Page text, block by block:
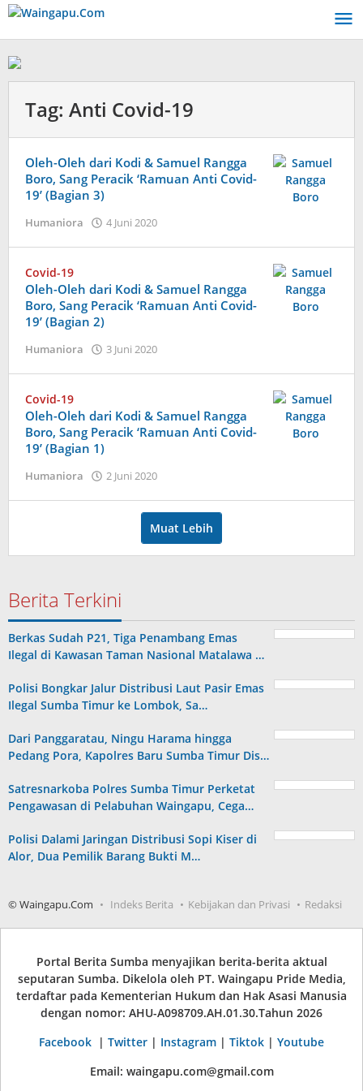
Lewati
konten
Tag: Anti Covid-19
Oleh-Oleh dari Kodi & Samuel Rangga
Boro, Sang Peracik ‘Ramuan Anti Covid-
19’ (Bagian 3)
Humaniora 4 Juni 2020
Covid-19
Oleh-Oleh dari Kodi & Samuel Rangga
Boro, Sang Peracik ‘Ramuan Anti Covid-
19’ (Bagian 2)
Humaniora 3 Juni 2020
Covid-19
Oleh-Oleh dari Kodi & Samuel Rangga
Boro, Sang Peracik ‘Ramuan Anti Covid-
19’ (Bagian 1)
Humaniora 2 Juni 2020
Muat Lebih
Berita Terkini
Berkas Sudah P21, Tiga Penambang Emas
Ilegal di Kawasan Taman Nasional Matalawa …
Polisi Bongkar Jalur Distribusi Laut Pasir Emas
Ilegal Sumba Timur ke Lombok, Sa…
Dari Panggaratau, Ningu Harama hingga
Pedang Pora, Kapolres Baru Sumba Timur Dis…
Satresnarkoba Polres Sumba Timur Perketat
Pengawasan di Pelabuhan Waingapu, Cega…
Polisi Dalami Jaringan Distribusi Sopi Kiser di
Alor, Dua Pemilik Barang Bukti M…
© Waingapu.Com Indeks Berita Kebijakan dan Privasi Redaksi
Portal Berita Sumba menyajikan berita-berita aktual
seputaran Sumba. Dikelola oleh PT. Waingapu Pride Media,
terdaftar pada Kementerian Hukum dan Hak Asasi Manusia
dengan nomor: AHU-A098709.AH.01.30.Tahun 2026
Facebook | Twitter | Instagram | Tiktok | Youtube
Email: waingapu.com@gmail.com